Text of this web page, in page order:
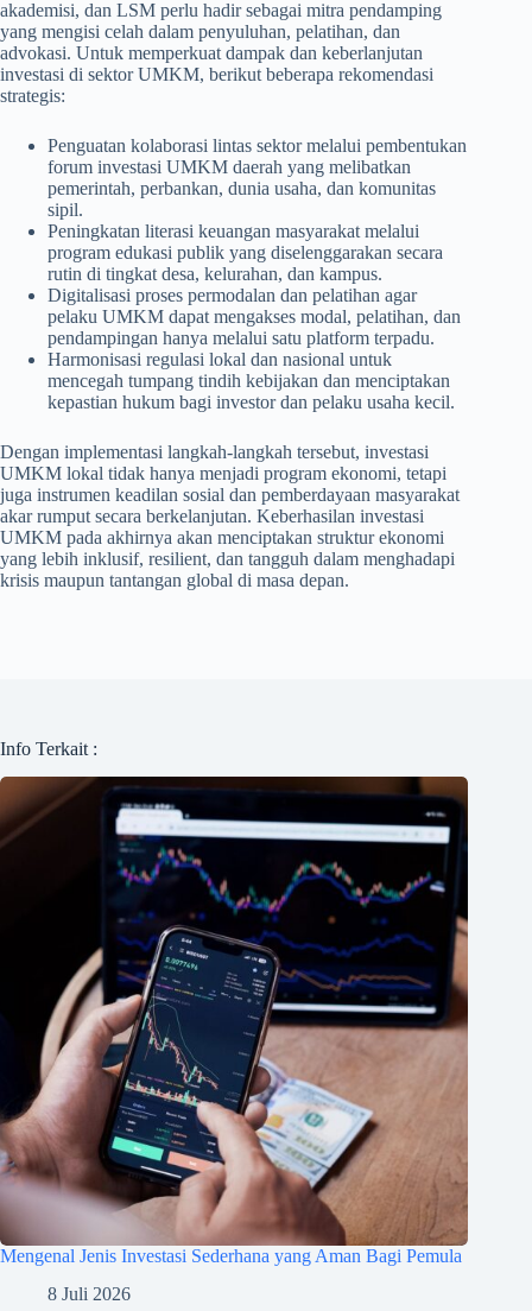
akademisi, dan LSM perlu hadir sebagai mitra pendamping
yang mengisi celah dalam penyuluhan, pelatihan, dan
advokasi. Untuk memperkuat dampak dan keberlanjutan
investasi di sektor UMKM, berikut beberapa rekomendasi
strategis:
Penguatan kolaborasi lintas sektor melalui pembentukan
forum investasi UMKM daerah yang melibatkan
pemerintah, perbankan, dunia usaha, dan komunitas
sipil.
Peningkatan literasi keuangan masyarakat melalui
program edukasi publik yang diselenggarakan secara
rutin di tingkat desa, kelurahan, dan kampus.
Digitalisasi proses permodalan dan pelatihan agar
pelaku UMKM dapat mengakses modal, pelatihan, dan
pendampingan hanya melalui satu platform terpadu.
Harmonisasi regulasi lokal dan nasional untuk
mencegah tumpang tindih kebijakan dan menciptakan
kepastian hukum bagi investor dan pelaku usaha kecil.
Dengan implementasi langkah-langkah tersebut, investasi
UMKM lokal tidak hanya menjadi program ekonomi, tetapi
juga instrumen keadilan sosial dan pemberdayaan masyarakat
akar rumput secara berkelanjutan. Keberhasilan investasi
UMKM pada akhirnya akan menciptakan struktur ekonomi
yang lebih inklusif, resilient, dan tangguh dalam menghadapi
krisis maupun tantangan global di masa depan.
Info Terkait :
Mengenal Jenis Investasi Sederhana yang Aman Bagi Pemula
8 Juli 2026